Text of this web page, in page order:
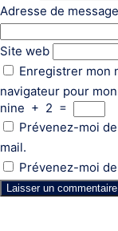
Adresse de
Site web
Enregistrer mon
navigateur pour
nine + 2 =
Prévenez-moi
mail.
Prévenez-moi